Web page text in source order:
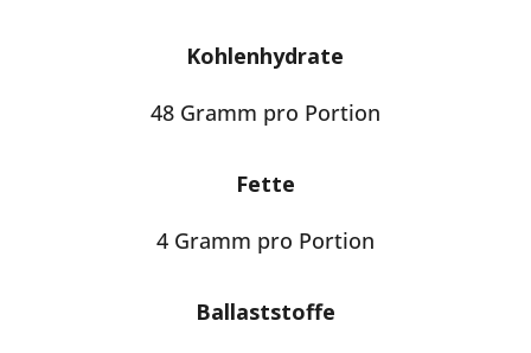
Kohlenhydrate
48 Gramm pro Portion
Fette
4 Gramm pro Portion
Ballaststoffe